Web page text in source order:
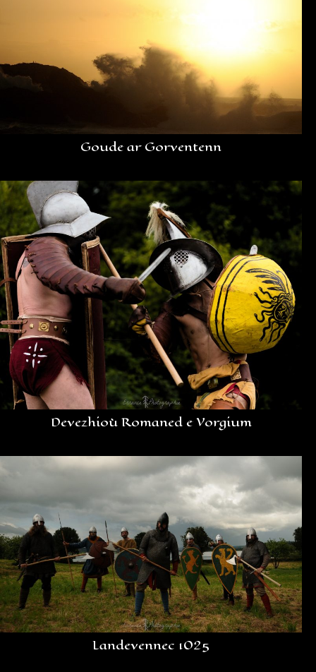
Goude ar Gorventenn
Devezhioù Romaned e Vorgium
Landevennec 1025